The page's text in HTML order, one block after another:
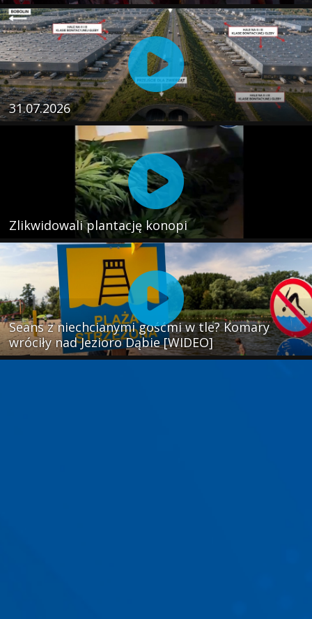
31.07.2026
Zlikwidowali plantację konopi
Seans z niechcianymi gośćmi w tle? Komary
wróciły nad Jezioro Dąbie [WIDEO]